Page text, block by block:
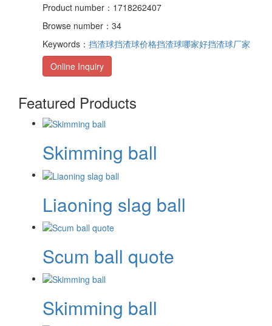
Product number：1718262407
Browse number：34
Keywords： 挡渣球挡渣球价格挡渣球哪家好挡渣球厂家
Online Inquiry
Featured Products
Skimming ball
Liaoning slag ball
Scum ball quote
Skimming ball